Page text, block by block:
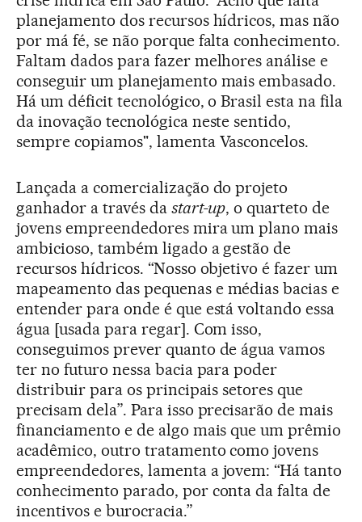
planejamento dos recursos hídricos, mas não
por má fé, se não porque falta conhecimento.
Faltam dados para fazer melhores análise e
conseguir um planejamento mais embasado.
Há um déficit tecnológico, o Brasil esta na fila
da inovação tecnológica neste sentido,
sempre copiamos", lamenta Vasconcelos.
Lançada a comercialização do projeto
ganhador a través da start-up, o quarteto de
jovens empreendedores mira um plano mais
ambicioso, também ligado a gestão de
recursos hídricos. “Nosso objetivo é fazer um
mapeamento das pequenas e médias bacias e
entender para onde é que está voltando essa
água [usada para regar]. Com isso,
conseguimos prever quanto de água vamos
ter no futuro nessa bacia para poder
distribuir para os principais setores que
precisam dela”. Para isso precisarão de mais
financiamento e de algo mais que um prêmio
acadêmico, outro tratamento como jovens
empreendedores, lamenta a jovem: “Há tanto
conhecimento parado, por conta da falta de
incentivos e burocracia.”